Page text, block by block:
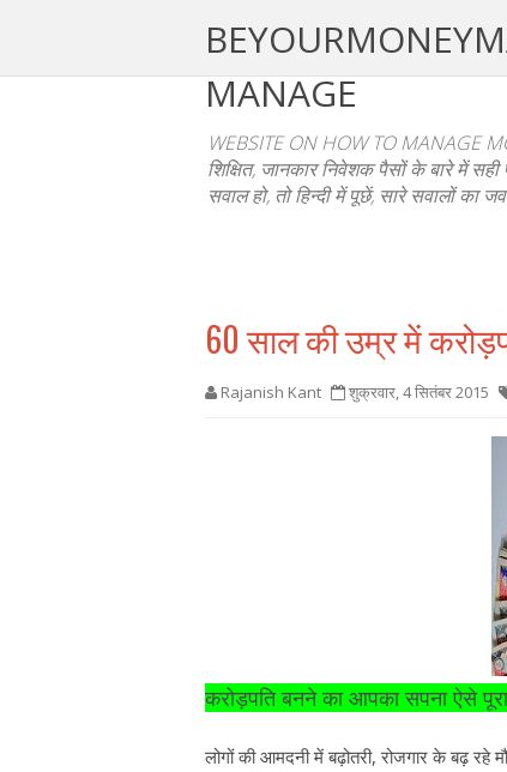
MANAGE
WEBSITE ON HOW TO MANAGE
शिक्षित, जानकार निवेशक पैसों के बारे में
सवाल हो, तो हिन्दी में पूछें, सारे सवालों का
60 साल की उम्र में
Rajanish Kant शुक्रवार, 4 सितंबर 2015
करोड़पति बनने का आपका सपना ऐसे पूरा
लोगों की आमदनी में बढ़ोतरी, रोजगार के बढ़